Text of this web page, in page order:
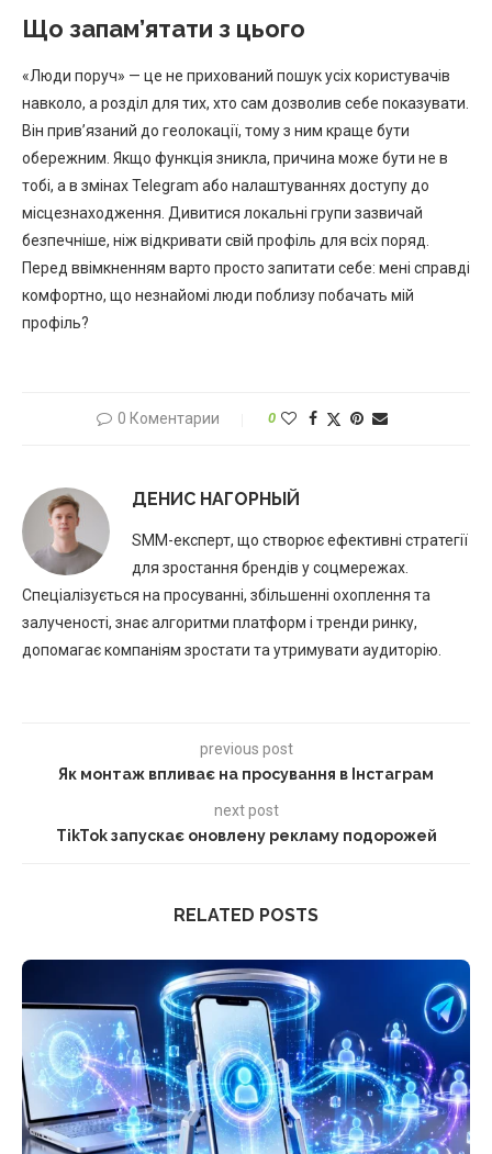
Що запам’ятати з цього
«Люди поруч» — це не прихований пошук усіх користувачів
навколо, а розділ для тих, хто сам дозволив себе показувати.
Він прив’язаний до геолокації, тому з ним краще бути
обережним. Якщо функція зникла, причина може бути не в
тобі, а в змінах Telegram або налаштуваннях доступу до
місцезнаходження. Дивитися локальні групи зазвичай
безпечніше, ніж відкривати свій профіль для всіх поряд.
Перед ввімкненням варто просто запитати себе: мені справді
комфортно, що незнайомі люди поблизу побачать мій
профіль?
0 Коментарии 0
ДЕНИС НАГОРНЫЙ
SMM-експерт, що створює ефективні стратегії
для зростання брендів у соцмережах.
Спеціалізується на просуванні, збільшенні охоплення та
залученості, знає алгоритми платформ і тренди ринку,
допомагає компаніям зростати та утримувати аудиторію.
previous post
Як монтаж впливає на просування в Інстаграм
next post
TikTok запускає оновлену рекламу подорожей
RELATED POSTS